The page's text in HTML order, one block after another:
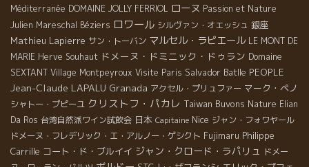
Méditerranée DOMAINE JOLLY FERRIOL ローヌ Passion et Nature
Julien Mareschal Béziers ロワール シルヴァン・オエッシュ 銀座
Mathieu Lapierre サン・トーバン マルセル・ラピエール LE MONT DE
MARIE Herve Souhaut ドメーヌ・ドミニック・ドゥラン Domaine
SEXTANT Village Montpeyroux Visite Paris Salvador Batlle PEOPLE
Jean-Claude LAPALU Granada アクセル・プリュファー マーク・ペノ
シャトー・プピーユ クリストフ・パカレ Taiwan Buvons Nature Elian
Da Ros 台湾自然派ワイン試飲会 日本 Capitaine Nice ジャン・フォワヤール
ドメーヌ・フレデリック・エ・アルノー・ゲシクト Fujimaru Philippe
Carrille コート・ド・ブルイイ ジャン・クロード・ラパリュ ドメー